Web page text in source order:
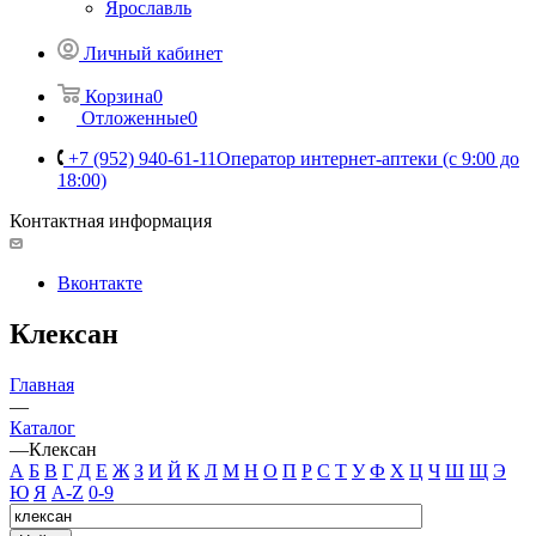
Ярославль
Личный кабинет
Корзина0
Отложенные0
+7 (952) 940-61-11Оператор интернет-аптеки (с 9:00 до
18:00)
Контактная информация
Вконтакте
Клексан
Главная
—
Каталог
—Клексан
А Б В Г Д Е Ж З И Й К Л М Н О П Р С Т У Ф Х Ц Ч Ш Щ Э
Ю Я A-Z 0-9